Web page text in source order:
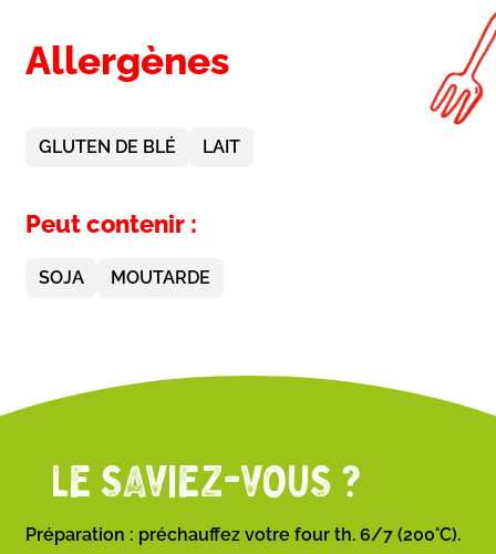
Allergènes
GLUTEN DE BLÉ LAIT
Peut contenir :
SOJA MOUTARDE
LE SAVIEZ-VOUS ?
Préparation : préchauffez votre four th. 6/7 (200°C).